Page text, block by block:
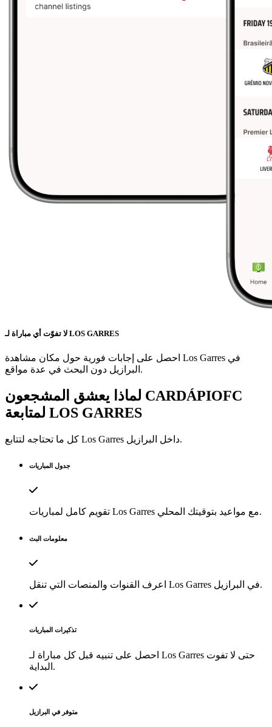
لا تفوّت أي مباراة لـ LOS GARRES
احصل على إجابات فورية حول مكان مشاهدة Los Garres في
البرازيل دون البحث في عدة مواقع.
لماذا يعشق المشجعون CARDÁPIOFC
LOS GARRES
Los Garres داخل البرازيل.
جدول المباريات
تقويم كامل لمباريات Los Garres مع مواعيد بتوقيتك المحلي.
معلومات البث
اعرف القنوات والمنصات التي تنقل Los Garres في البرازيل.
تذكيرات المباريات
احصل على تنبيه قبل كل مباراة لـ Los Garres حتى لا تفوت
البداية.
متوفر في البرازيل